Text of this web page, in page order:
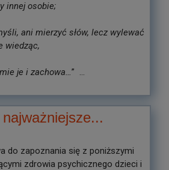
innej osobie;
ani mierzyć słów, lecz wylewać
wiedząc,
je i zachowa…” ...
do zapoznania się z poniższymi
zdrowia psychicznego dzieci i